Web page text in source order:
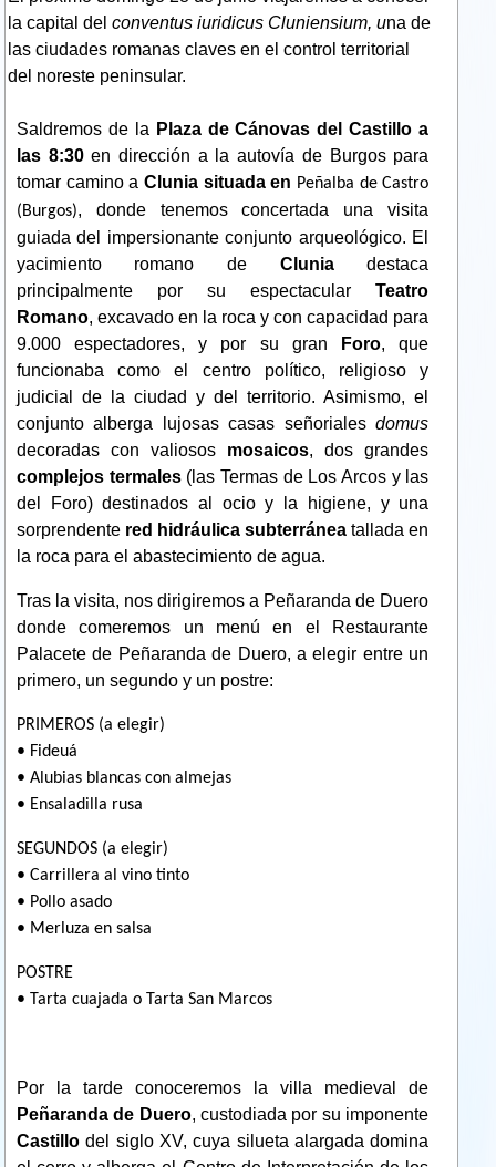
la capital del conventus iuridicus Cluniensium, una de
las ciudades romanas claves en el control territorial
del noreste peninsular.
Saldremos de la Plaza de Cánovas del Castillo a
las 8:30en dirección a la autovía de Burgos para
tomar camino a Clunia situada en Peñalba de Castro
(Burgos), donde tenemos concertada una visita
guiada del impersionante conjunto arqueológico. El
yacimiento romano de Cluniadestaca
principalmente por su espectacularTeatro
Romano, excavado en la roca y con capacidad para
9.000 espectadores, y por su gran
Foro, que
funcionaba como el centro político, religioso y
judicial de la ciudad y del territorio. Asimismo, el
conjunto alberga lujosas casas señorialesdomus
decoradas con valiosos mosaicos, dos grandes
complejos termales(las Termas de Los Arcos y las
del Foro) destinados al ocio y la higiene, y una
sorprendente red hidráulica subterránea tallada en
la roca para el abastecimiento de agua.
Tras la visita, nos dirigiremos a Peñaranda de Duero
donde comeremos un menú en el Restaurante
Palacete de Peñaranda de Duero, a elegir entre un
primero, un segundo y un postre:
PRIMEROS (a elegir)
• Fideuá
• Alubias blancas con almejas
• Ensaladilla rusa
SEGUNDOS (a elegir)
• Carrillera al vino tinto
• Pollo asado
• Merluza en salsa
POSTRE
• Tarta cuajada o Tarta San Marcos
Por la tarde conoceremos la villa medieval de
Peñaranda de Duero, custodiada por su imponente
Castillodel siglo XV, cuya silueta alargada domina